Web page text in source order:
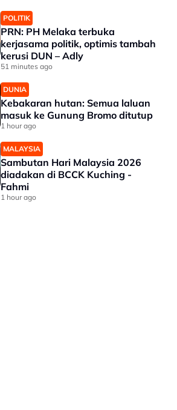
POLITIK
PRN: PH Melaka terbuka
kerjasama politik, optimis tambah
kerusi DUN – Adly
51 minutes ago
DUNIA
Kebakaran hutan: Semua laluan
masuk ke Gunung Bromo ditutup
1 hour ago
MALAYSIA
Sambutan Hari Malaysia 2026
diadakan di BCCK Kuching -
Fahmi
1 hour ago